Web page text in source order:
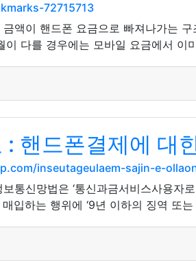
72715713
액이 핸드폰 요금으로 빠져나가는
이 다를 경우에는 모바일 요금에서
핸드폰결제에 대
inseutageulaem-sajin-e-
통신망법은 ‘통신과금서비스사용
입하는 행위에 ‘9년 이하의 징역